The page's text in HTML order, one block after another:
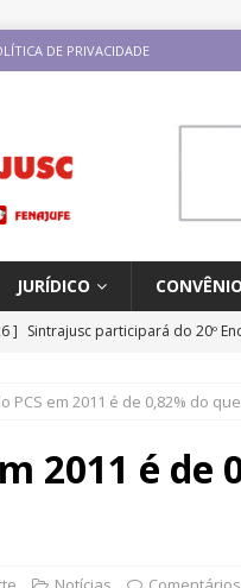
DE PRIVACIDADE
JURÍDICO
] Sintrajusc participará do 20º
] Fenajufe se reúne com a nova
dos trabalhos
II Encontro Direito LGBTQIA+
PCS em 2011 é de 0,82% do
2011 é de